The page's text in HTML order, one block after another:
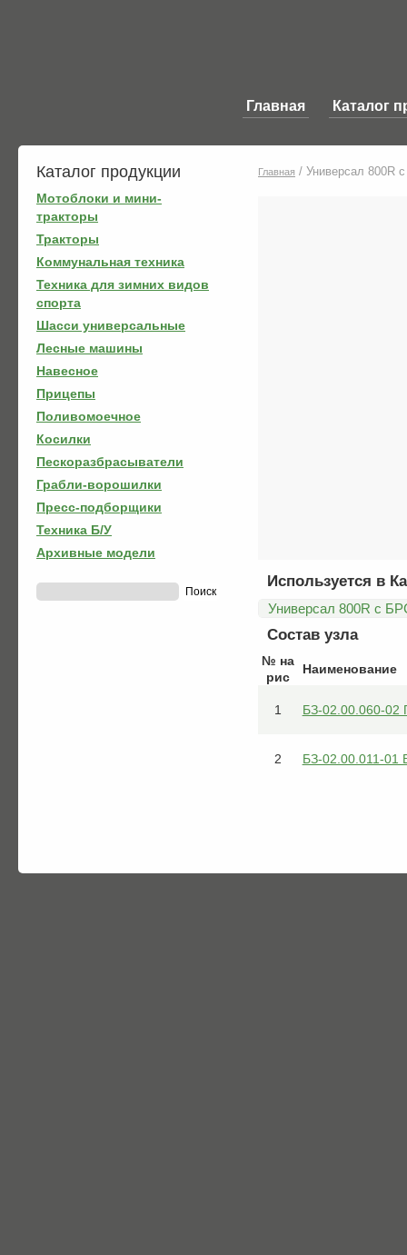
Главная Каталог
Каталог продукции
Мотоблоки и мини-
тракторы
Тракторы
Коммунальная техника
Техника для зимних видов
спорта
Шасси универсальные
Лесные машины
Навесное
Прицепы
Поливомоечное
Косилки
Пескоразбрасыватели
Грабли-ворошилки
Пресс-подборщики
Техника Б/У
Архивные модели
Главная / Универсал 800R
Используется в
Универсал 800R с
Состав узла
№ на
рис
Наименование
1 БЗ-02.00.060-
2 БЗ-02.00.011-01